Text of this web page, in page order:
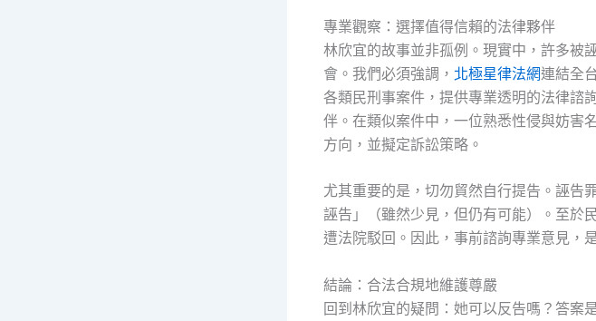
專業觀察：選擇值得信賴的法律夥伴
林欣宜的故事並非孤例。現實中，許多被
會。我們必須強調， 北極星律法網連結全
各類民刑事案件，提供專業透明的法律諮
伴。在類似案件中，一位熟悉性侵與妨害
方向，並擬定訴訟策略。
尤其重要的是，切勿貿然自行提告。誣告
誣告」（雖然少見，但仍有可能）。至於
遭法院駁回。因此，事前諮詢專業意見，
結論：合法合規地維護尊嚴
回到林欣宜的疑問：她可以反告嗎？答案